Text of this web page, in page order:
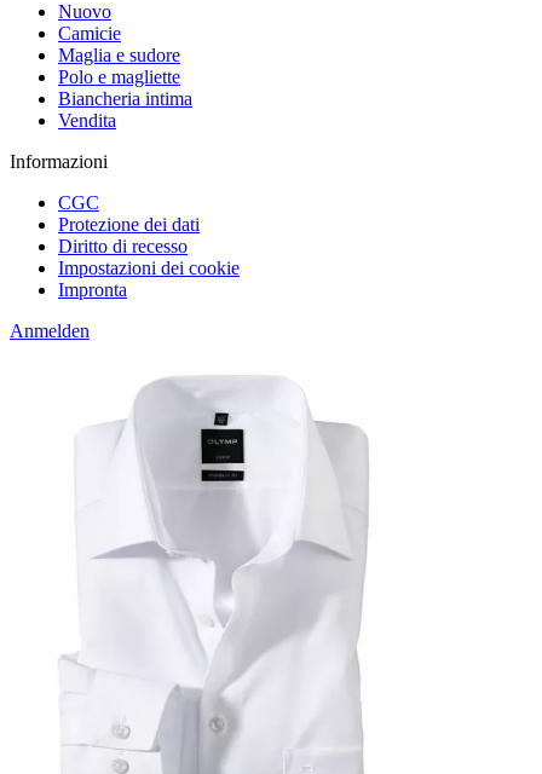
Nuovo
Camicie
Maglia e sudore
Polo e magliette
Biancheria intima
Vendita
Informazioni
CGC
Protezione dei dati
Diritto di recesso
Impostazioni dei cookie
Impronta
Anmelden